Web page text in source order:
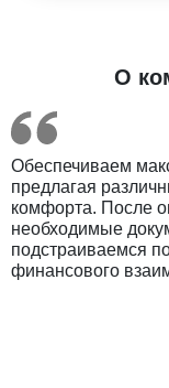
О
Обеспечиваем
предлагая
комфорта. После
необходимые
подстраиваемся
финансового
Введите ваш
перезвоним!